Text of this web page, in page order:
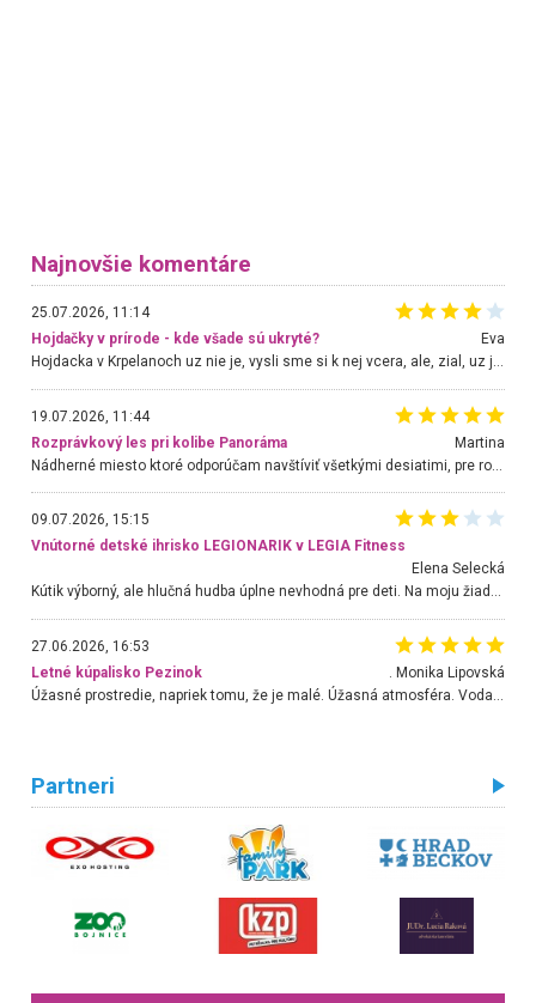
Najnovšie komentáre
25.07.2026, 11:14
Hojdačky v prírode - kde všade sú ukryté?
Eva
Hojdacka v Krpelanoch uz nie je, vysli sme si k nej vcera, ale, zial, uz je znicena. Ak sem planujete cestu len kvoli hojdacke, mozete si ju usetrit. Krasny vyhlad je tu vsak aj bez hojdacky :-)
19.07.2026, 11:44
Rozprávkový les pri kolibe Panoráma
Martina
Nádherné miesto ktoré odporúčam navštíviť všetkými desiatimi, pre rodiny s deťmi, dôchodcom... Proste a jednoducho ozaj rozprávkový les.. určite ešte prídeme. Odniesli sme si na pamiatku krásne tričká,
09.07.2026, 15:15
Vnútorné detské ihrisko LEGIONARIK v LEGIA Fitness
Elena Selecká
Kútik výborný, ale hlučná hudba úplne nevhodná pre deti. Na moju žiadosť o aspoň sušenie nereagovali.
27.06.2026, 16:53
Letné kúpalisko Pezinok
. Monika Lipovská
Úžasné prostredie, napriek tomu, že je malé. Úžasná atmosféra. Voda fantastická a nádherná. Ľudí je pomerne veľa, ale su mili a ohľaduplní. Je veľmi zaujímavé sledovať, ako dokážu spolu športovať cudzí ľudia a bez ohľadu na vek. Vládne tu pohoda. Vnuka neviem dostať z vody. Ďakujem za krásny deň . Urcite sa sem vrátim. Jediný problém je s parkovaním, ale aj ten sa mi podarilo vyriešiť. Monika Bratislava
Partneri